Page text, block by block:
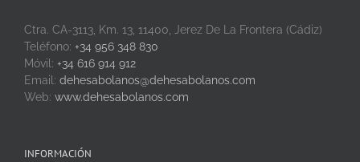
Ctra. CA-3113, Km. 13, 11400, Jerez De La Frontera (Cádiz)
Teléfono: +34 956 348 830
Móvil: +34 616 914 912
Email: dehesabolanos@dehesabolanos.com
Web: www.dehesabolanos.com
INFORMACIÓN